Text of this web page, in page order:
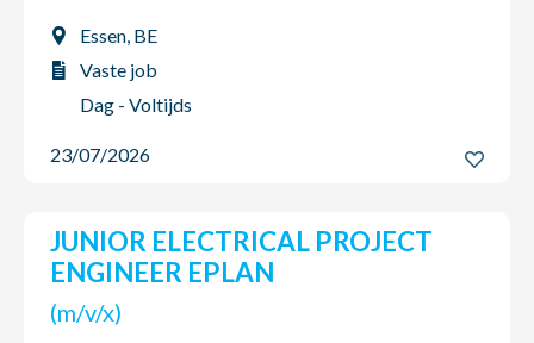
Essen, BE
Vaste job
Dag - Voltijds
23/07/2026
JUNIOR ELECTRICAL PROJECT
ENGINEER EPLAN
(m/v/x)